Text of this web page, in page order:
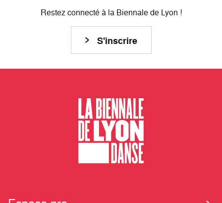
Restez connecté à la Biennale de Lyon !
S'inscrire